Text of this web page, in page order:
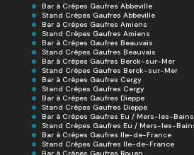
Bar à Crêpes Gaufres Abbeville
Stand Crêpes Gaufres Abbeville
Bar à Crêpes Gaufres Amiens
Stand Crêpes Gaufres Amiens
Bar à Crêpes Gaufres Beauvais
Stand Crêpes Gaufres Beauvais
Bar à Crêpes Gaufres Berck-sur-Mer
Stand Crêpes Gaufres Berck-sur-Mer
Bar à Crêpes Gaufres Cergy
Stand Crêpes Gaufres Cergy
Bar à Crêpes Gaufres Dieppe
Stand Crêpes Gaufres Dieppe
Bar à Crêpes Gaufres Eu / Mers-les-
Stand Crêpes Gaufres Eu / Mers-les-
Bar à Crêpes Gaufres Ile-de-France
Stand Crêpes Gaufres Ile-de-France
Bar à Crêpes Gaufres Rouen